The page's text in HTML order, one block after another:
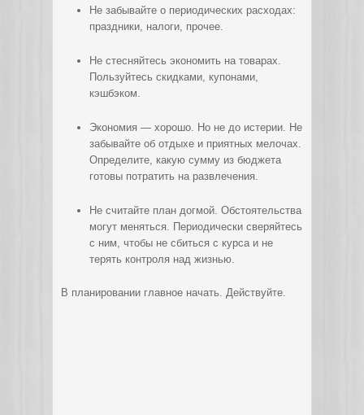
Не забывайте о периодических расходах:
праздники, налоги, прочее.
Не стесняйтесь экономить на товарах.
Пользуйтесь скидками, купонами,
кэшбэком.
Экономия — хорошо. Но не до истерии. Не
забывайте об отдыхе и приятных мелочах.
Определите, какую сумму из бюджета
готовы потратить на развлечения.
Не считайте план догмой. Обстоятельства
могут меняться. Периодически сверяйтесь
с ним, чтобы не сбиться с курса и не
терять контроля над жизнью.
В планировании главное начать. Действуйте.